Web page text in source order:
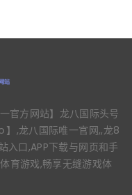
官方网站】龙八国际头号
】,龙八国际唯一官网,,龙8
入口,APP下载与网页和手
育游戏,畅享无缝游戏体